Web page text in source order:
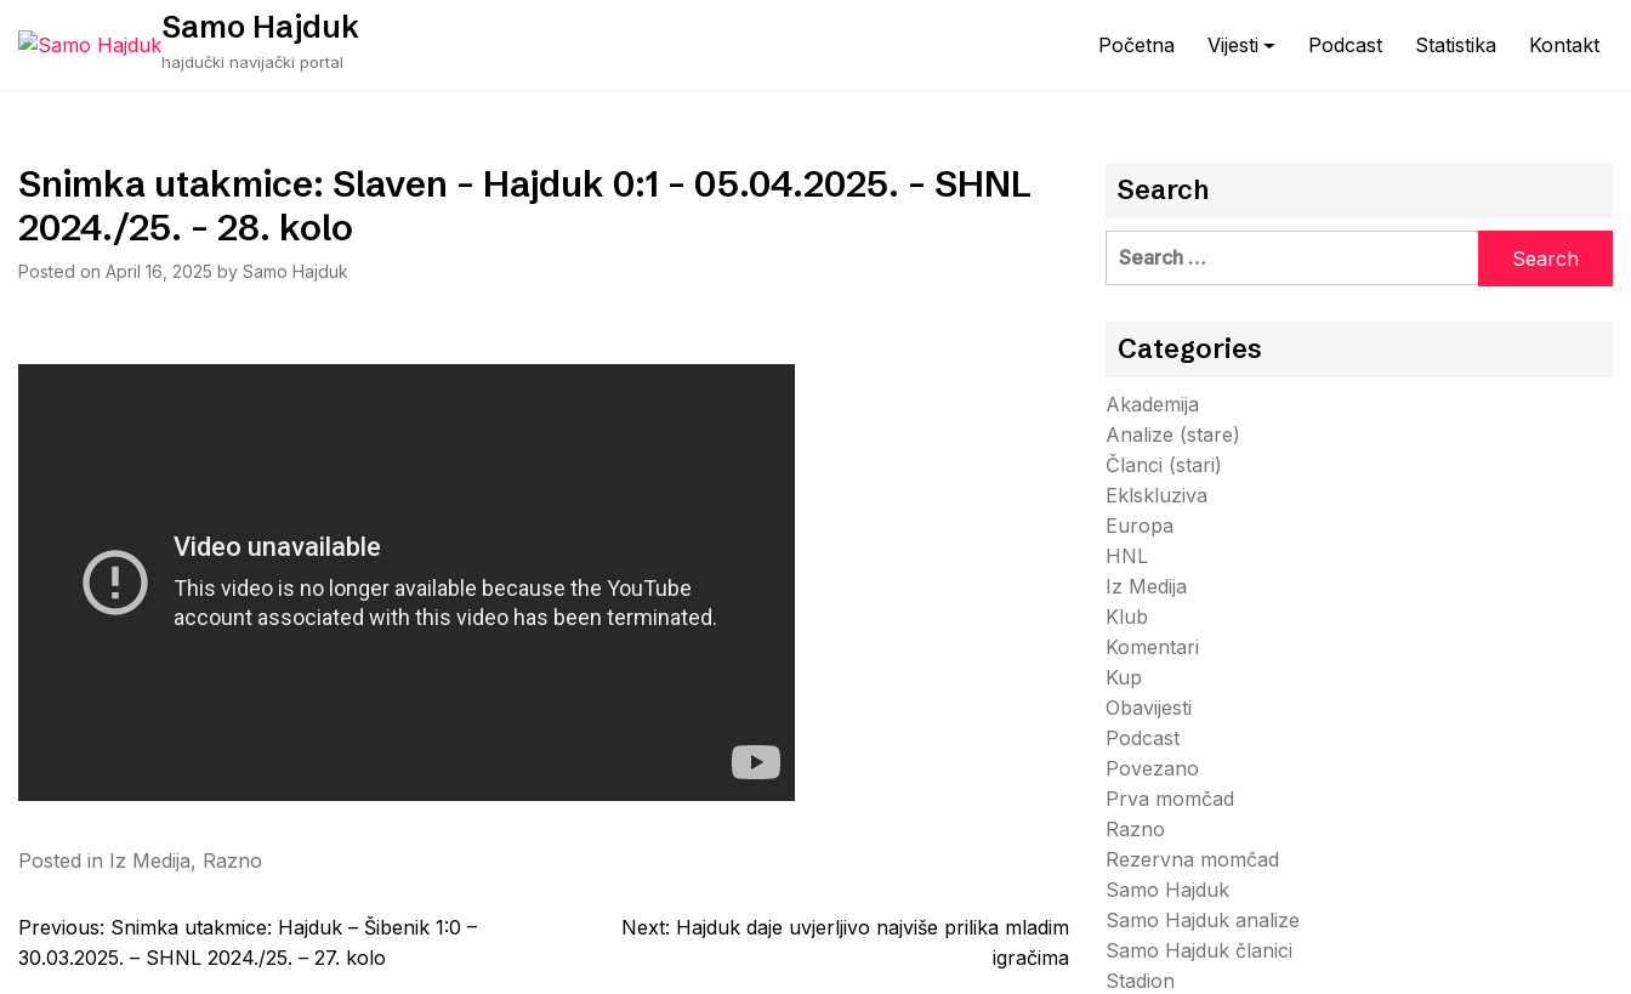
Samo Hajduk
hajdučki navijački portal
Početna Vijesti Podcast Statistika Kontakt
Snimka utakmice: Slaven – Hajduk 0:1 – 05.04.2025. – SHNL
2024./25. – 28. kolo
Posted on April 16, 2025 by Samo Hajduk
Posted in Iz Medija, Razno
Post
navigation
Previous: Snimka utakmice: Hajduk – Šibenik 1:0 –
30.03.2025. – SHNL 2024./25. – 27. kolo
Next: Hajduk daje uvjerljivo najviše prilika mladim
igračima
Search
Search
Categories
Akademija
Analize (stare)
Članci (stari)
Eklskluziva
Europa
HNL
Iz Medija
Klub
Komentari
Kup
Obavijesti
Podcast
Povezano
Prva momčad
Razno
Rezervna momčad
Samo Hajduk
Samo Hajduk analize
Samo Hajduk članici
Stadion